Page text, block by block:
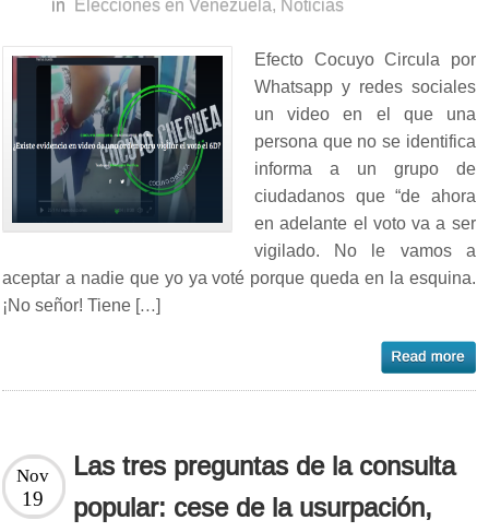
in
Elecciones en Venezuela, Noticias
Efecto Cocuyo Circula por
Whatsapp y redes sociales
un video en el que una
persona que no se identifica
informa a un grupo de
ciudadanos que “de ahora
en adelante el voto va a ser
vigilado. No le vamos a
aceptar a nadie que yo ya voté porque queda en la esquina.
¡No señor! Tiene […]
Las tres preguntas de la consulta
popular: cese de la usurpación,
Nov
19